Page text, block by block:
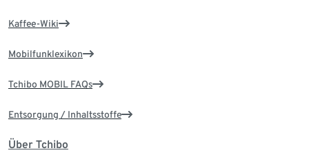
Kaffee-Wiki
Mobilfunklexikon
Tchibo MOBIL FAQs
Entsorgung / Inhaltsstoffe
Über Tchibo